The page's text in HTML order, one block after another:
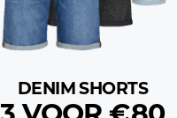
DENIM SHORTS